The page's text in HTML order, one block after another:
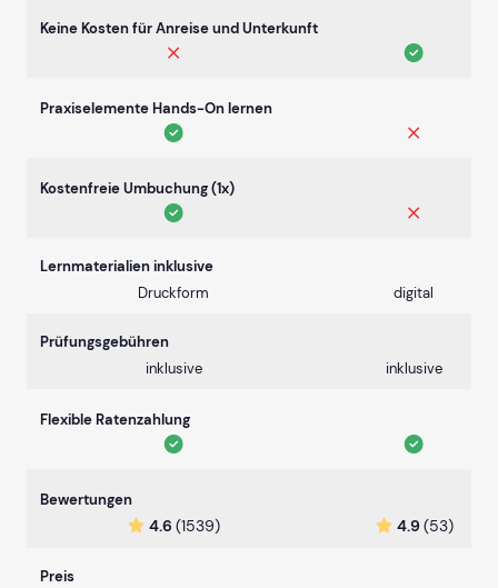
Keine Kosten für Anreise und Unterkunft
Praxiselemente Hands-On lernen
Kostenfreie Umbuchung (1x)
Lernmaterialien inklusive
Druckform
digital
Prüfungsgebühren
inklusive
inklusive
Flexible Ratenzahlung
Bewertungen
4.6 (1539) 4.9(53)
Preis